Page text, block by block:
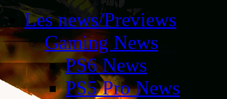
Les news/Previews
Gaming News
PS6 News
PS5 Pro News